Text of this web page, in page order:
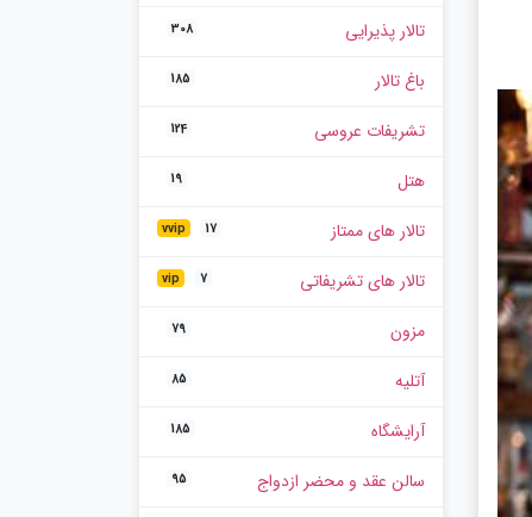
تالار پذیرایی 308
باغ تالار 185
تشریفات عروسی 124
هتل 19
تالار های ممتاز vvip 17
تالار های تشریفاتی vip 7
مزون 79
آتلیه 85
آرایشگاه 185
سالن عقد و محضر ازدواج 95